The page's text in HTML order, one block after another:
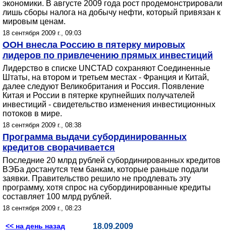
экономики. В августе 2009 года рост продемонстрировали
лишь сборы налога на добычу нефти, который привязан к
мировым ценам.
18 сентября 2009 г., 09:03
ООН внесла Россию в пятерку мировых
лидеров по привлечению прямых инвестиций
Лидерство в списке UNCTAD сохраняют Соединенные
Штаты, на втором и третьем местах - Франция и Китай,
далее следуют Великобритания и Россия. Появление
Китая и России в пятерке крупнейших получателей
инвестиций - свидетельство изменения инвестиционных
потоков в мире.
18 сентября 2009 г., 08:38
Программа выдачи субординированных
кредитов сворачивается
Последние 20 млрд рублей субординированных кредитов
ВЭБа достанутся тем банкам, которые раньше подали
заявки. Правительство решило не продлевать эту
программу, хотя спрос на субординированные кредиты
составляет 100 млрд рублей.
18 сентября 2009 г., 08:23
<< на день назад 18.09.2009